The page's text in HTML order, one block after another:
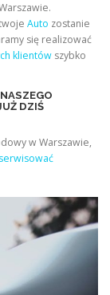
Auto zostanie
się realizować
klientów szybko
DZIŚ
w Warszawie,
serwisować